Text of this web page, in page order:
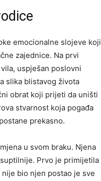
emocionalne slojeve koji
zajednice. Na prvi
uspješan poslovni
slika blistavog života
obrat koji prijeti da uništi
stvarnost koja pogađa
prekasno.
u svom braku. Njena
Prvo je primijetila
bio njen postao je sve